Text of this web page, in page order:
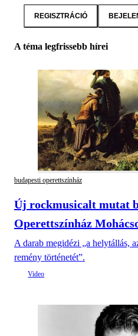
REGISZTRÁCIÓ
A téma legfrissebb hírei
budapesti operettszínház
Új rockmusicalt mutat
Operettszínház
A darab megidézi „a helytállás,
remény történetét”.